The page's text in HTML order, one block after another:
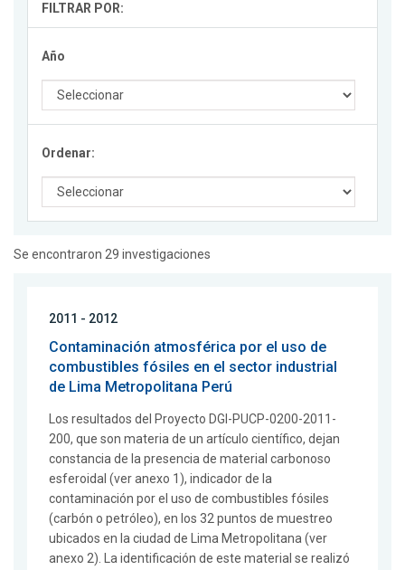
FILTRAR POR:
Año
Ordenar:
Se encontraron 29 investigaciones
2011 - 2012
Contaminación atmosférica por el uso de
combustibles fósiles en el sector industrial
de Lima Metropolitana Perú
Los resultados del Proyecto DGI-PUCP-0200-2011-
200, que son materia de un artículo científico, dejan
constancia de la presencia de material carbonoso
esferoidal (ver anexo 1), indicador de la
contaminación por el uso de combustibles fósiles
(carbón o petróleo), en los 32 puntos de muestreo
ubicados en la ciudad de Lima Metropolitana (ver
anexo 2). La identificación de este material se realizó